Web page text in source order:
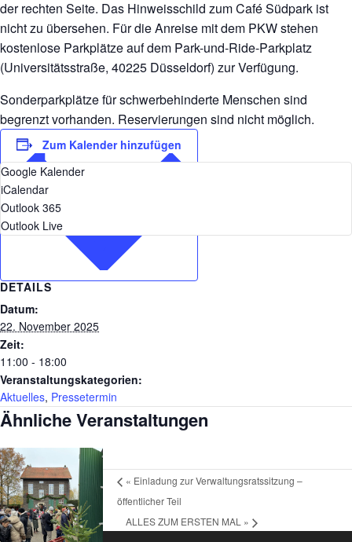
der rechten Seite. Das Hinweisschild zum Café Südpark ist
nicht zu übersehen. Für die Anreise mit dem PKW stehen
kostenlose Parkplätze auf dem Park-und-Ride-Parkplatz
(Universitätsstraße, 40225 Düsseldorf) zur Verfügung.
Sonderparkplätze für schwerbehinderte Menschen sind
begrenzt vorhanden. Reservierungen sind nicht möglich.
Zum Kalender hinzufügen
Google Kalender
iCalendar
Outlook 365
Outlook Live
DETAILS
Datum:
22. November 2025
Zeit:
11:00 - 18:00
Veranstaltungskategorien:
Aktuelles, Pressetermin
Ähnliche Veranstaltungen
« Einladung zur Verwaltungsratssitzung –
öffentlicher Teil
ALLES ZUM ERSTEN MAL »